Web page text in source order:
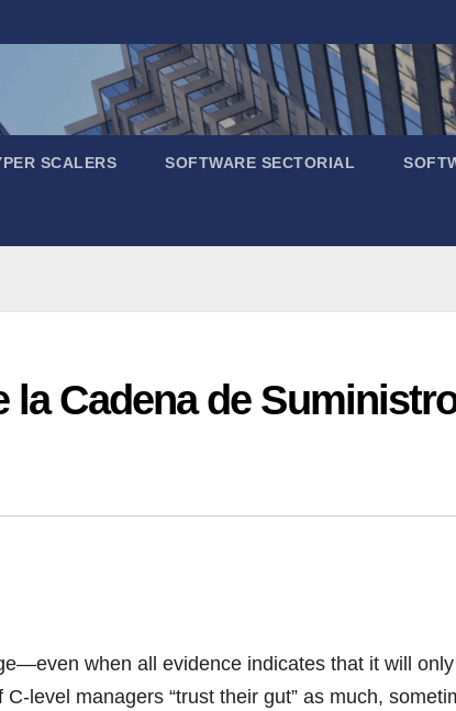
SCALERS SOFTWARE SECTORIAL
la Cadena de
when all evidence indicates that it will
level managers “trust their gut” as much,